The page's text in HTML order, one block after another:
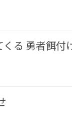
る 勇者餌付